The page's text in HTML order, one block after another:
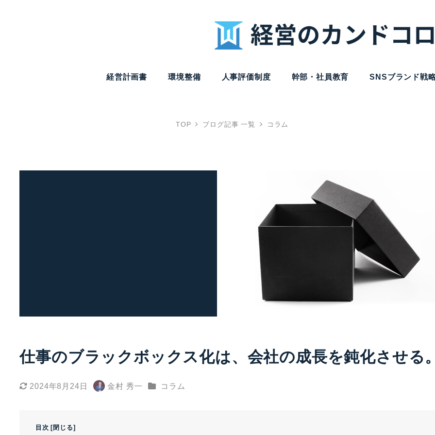
経営計画書 環境整備 人事評価制度 幹部・社員教育 SNSブランド戦
TOP ブログ記事 一覧 コラム
仕事のブラックボックス化は、会社の成長を鈍化させる
2024年8月24日
著
金村 秀一 カテゴリー
コラム
目次 [閉じる]